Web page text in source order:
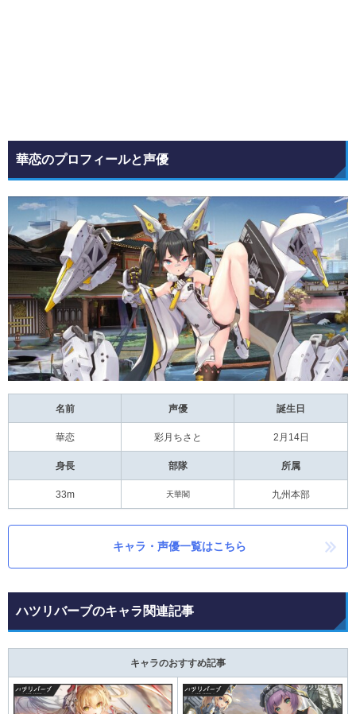
華恋のプロフィールと声優
名前 声優 誕生日
華恋 彩月ちさと 2月14日
身長 部隊 所属
33m 天華閣 九州本部
キャラ・声優一覧はこちら
ハツリバーブのキャラ関連記事
キャラのおすすめ記事